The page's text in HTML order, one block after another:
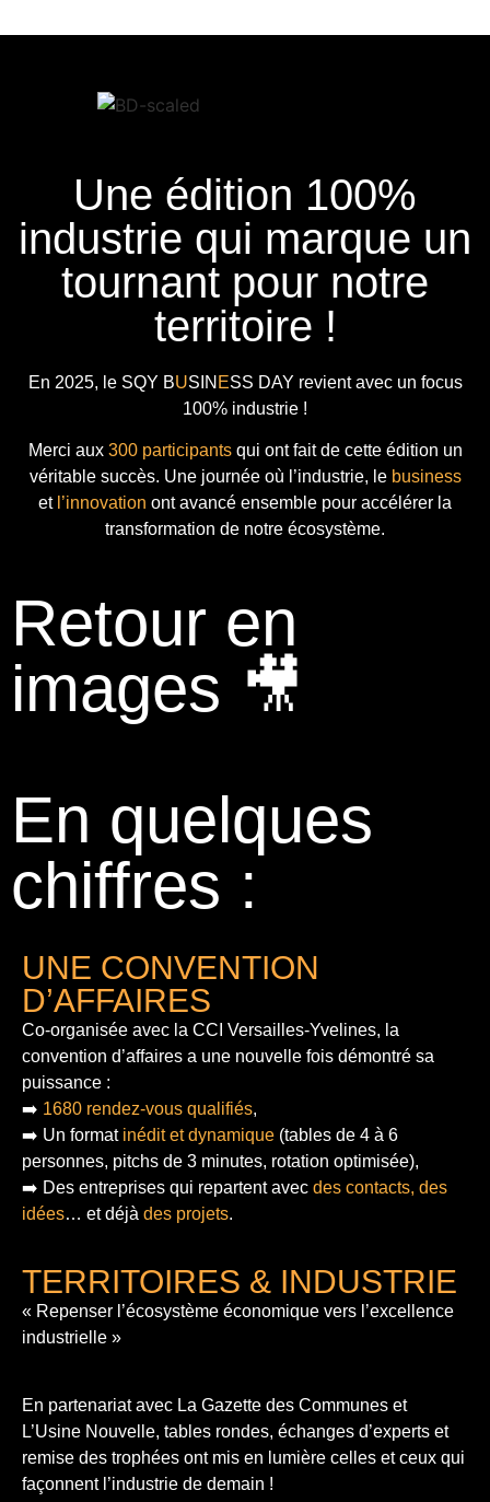
Une édition 100%
industrie qui marque un
tournant pour notre
territoire !
En 2025, le SQY BUSIN ESS DAY revient avec un focus
100% industrie !
Merci aux 300 participantsqui ont fait de cette édition un
véritable succès. Une journée où l’industrie, le business
et l’innovation ont avancé ensemble pour accélérer la
transformation de notre écosystème.
Retour en
images 🎥
En quelques
chiffres :
UNE CONVENTION
D’AFFAIRES
Co-organisée avec la CCI Versailles-Yvelines, la
convention d’affaires a une nouvelle fois démontré sa
puissance :
➡️ 1680 rendez-vous qualifiés,
➡️ Un format inédit et dynamique (tables de 4 à 6
personnes, pitchs de 3 minutes, rotation optimisée),
➡️ Des entreprises qui repartent avec des contacts, des
idées… et déjà des projets.
TERRITOIRES & INDUSTRIE
« Repenser l’écosystème économique vers l’excellence
industrielle »
En partenariat avec La Gazette des Communes et
L’Usine Nouvelle, tables rondes, échanges d’experts et
remise des trophées ont mis en lumière celles et ceux qui
façonnent l’industrie de demain !